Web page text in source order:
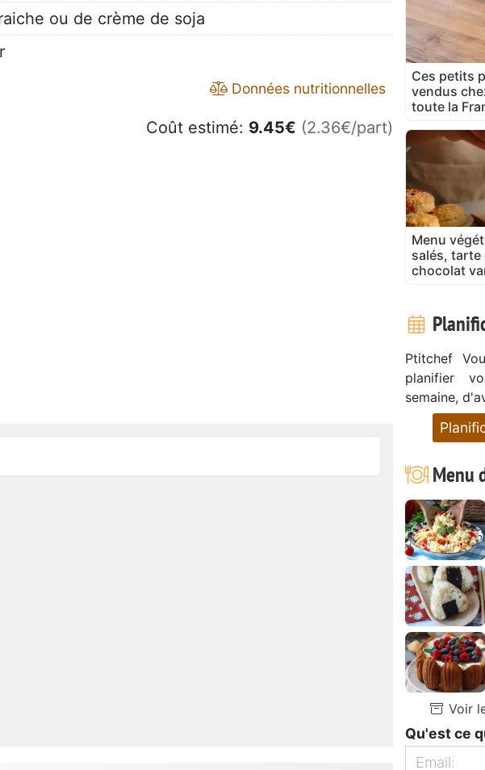
ou de crème de soja
Données nutritionnelles
Coût estimé: 9.45€ (2.36€/part)
Ces petits
vendus
toute la
Menu
salés, tarte
chocolat
Ptitchef
planifier
semaine,
Menu
Voir
Qu'est ce